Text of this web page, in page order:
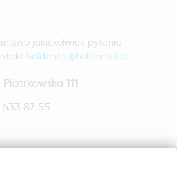
jakiekolwiek pytania
holdental@holdental.pl
111
633 87 55